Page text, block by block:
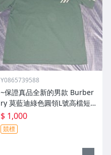
Y0865739588
~保證真品全新的男款 Burber
ry 莫藍迪綠色圓領L號高檔短
袖T恤~便宜起標無底價標多少
賣多少
$ 1,000
競標